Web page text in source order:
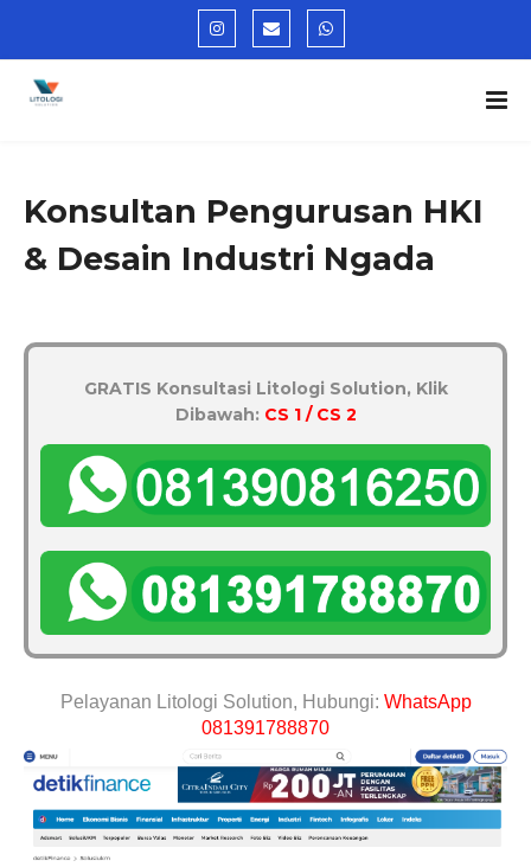
Konsultan Pengurusan HKI
& Desain Industri Ngada
GRATIS Konsultasi Litologi Solution, Klik
Dibawah: CS 1 / CS 2
Pelayanan Litologi Solution, Hubungi: WhatsApp
081391788870